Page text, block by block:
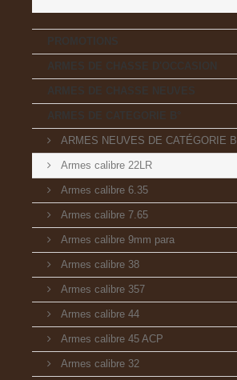
PROMOTIONS
ARMES DE CHASSE D'OCCASION
ARMES DE CHASSE NEUVES
ARMES DE CATEGORIE B°
ARMES NEUVES DE CATÉGORIE B
Armes calibre 22LR
Armes calibre 6.35
Armes calibre 7.65
Armes calibre 9mm para
Armes calibre 38
Armes calibre 357
Armes calibre 44
Armes calibre 45 ACP
Armes calibre 32